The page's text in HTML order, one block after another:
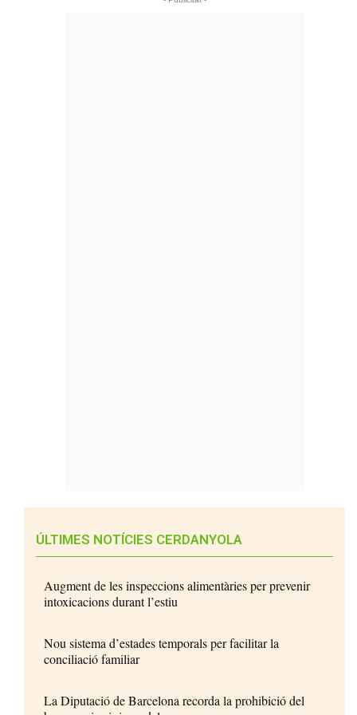
ÚLTIMES NOTÍCIES CERDANYOLA
Augment de les inspeccions alimentàries per prevenir
intoxicacions durant l’estiu
Nou sistema d’estades temporals per facilitar la
conciliació familiar
La Diputació de Barcelona recorda la prohibició del